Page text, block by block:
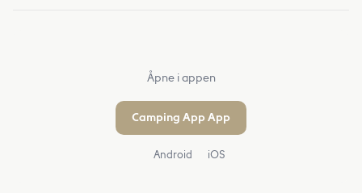
Åpne i appen
Camping App App
Android iOS